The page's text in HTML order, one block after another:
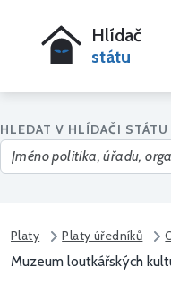
Hlídač
státu
HLEDAT V HLÍDAČI STÁTU
Platy Platy úředníků
Muzeum loutkářských